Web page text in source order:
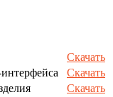
Скачать
Скачать
Скачать